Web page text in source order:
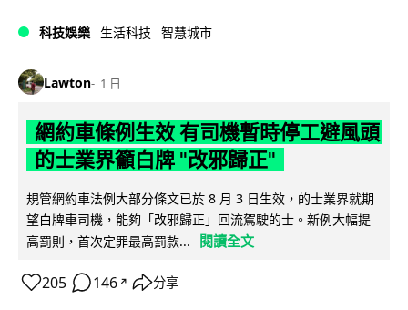
科技娛樂 生活科技 智慧城市
Lawton 1 日
網約車條例生效 有司機暫時停工避風頭
的士業界籲白牌 "改邪歸正"
規管網約車法例大部分條文已於 8 月 3 日生效，的士業界就期
望白牌車司機，能夠「改邪歸正」回流駕駛的士。新例大幅提
高罰則，首次定罪最高罰款...
閱讀全文
205 146 ↗ 分享